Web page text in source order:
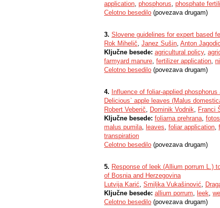
application, phosphorus, phosphate
Celotno besedilo (povezava drugam)
3. Slovene guidelines for expert based
Rok Mihelič, Janez Sušin, Anton
Ključne besede: agricultural policy,
farmyard manure, fertilizer application,
Celotno besedilo (povezava drugam)
4. Influence of foliar-applied
Delicious` apple leaves (Malus
Robert Veberič, Dominik Vodnik, Franci
Ključne besede: foliarna prehrana,
malus pumila, leaves, foliar application,
transpiration
Celotno besedilo (povezava drugam)
5. Response of leek (Allium porrum L.)
of Bosnia and Herzegovina
Lutvija Karić, Smiljka Vukašinović,
Ključne besede: allium porrum, leek,
Celotno besedilo (povezava drugam)